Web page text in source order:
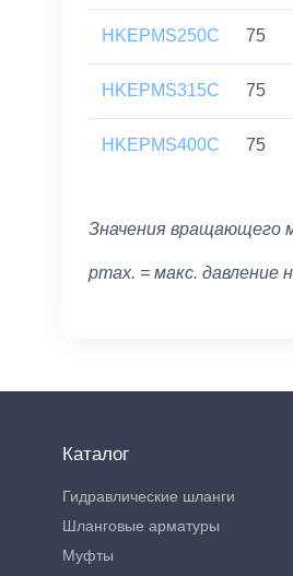
HKEPMS250C 75
HKEPMS315C 75
HKEPMS400C 75
Значения вращающего
pmax. = макс. давление
Каталог
Гидравлические шланги
Шланговые арматуры
Муфты